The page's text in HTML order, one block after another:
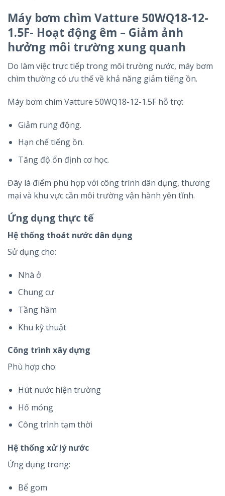
Máy bơm chìm Vatture 50WQ18-12-
1.5F- Hoạt động êm – Giảm ảnh
hưởng môi trường xung quanh
Do làm việc trực tiếp trong môi trường nước, máy bơm
chìm thường có ưu thế về khả năng giảm tiếng ồn.
Máy bơm chìm Vatture 50WQ18-12-1.5F hỗ trợ:
Giảm rung động.
Hạn chế tiếng ồn.
Tăng độ ổn định cơ học.
Đây là điểm phù hợp với công trình dân dụng, thương
mại và khu vực cần môi trường vận hành yên tĩnh.
Ứng dụng thực tế
Hệ thống thoát nước dân dụng
Sử dụng cho:
Nhà ở
Chung cư
Tầng hầm
Khu kỹ thuật
Công trình xây dựng
Phù hợp cho:
Hút nước hiện trường
Hố móng
Công trình tạm thời
Hệ thống xử lý nước
Ứng dụng trong:
Bể gom